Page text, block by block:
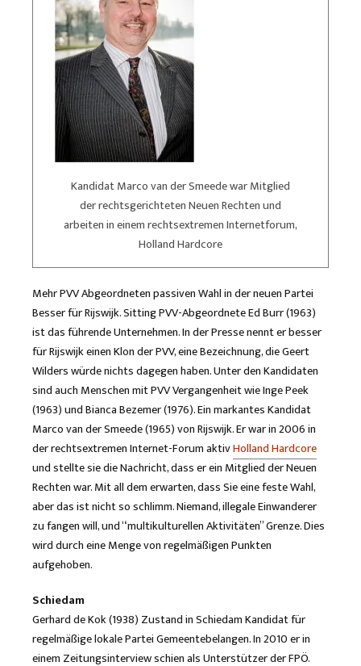
Kandidat Marco van der Smeede war Mitglied
der rechtsgerichteten Neuen Rechten und
arbeiten in einem rechtsextremen Internetforum,
Holland Hardcore
Mehr PVV Abgeordneten passiven Wahl in der neuen Partei
Besser für Rijswijk. Sitting PVV-Abgeordnete Ed Burr (1963)
ist das führende Unternehmen. In der Presse nennt er besser
für Rijswijk einen Klon der PVV, eine Bezeichnung, die Geert
Wilders würde nichts dagegen haben. Unter den Kandidaten
sind auch Menschen mit PVV Vergangenheit wie Inge Peek
(1963) und Bianca Bezemer (1976). Ein markantes Kandidat
Marco van der Smeede (1965) von Rijswijk. Er war in 2006 in
der rechtsextremen Internet-Forum aktivHolland Hardcore
und stellte sie die Nachricht, dass er ein Mitglied der Neuen
Rechten war. Mit all dem erwarten, dass Sie eine feste Wahl,
aber das ist nicht so schlimm. Niemand, illegale Einwanderer
zu fangen will, und “multikulturellen Aktivitäten” Grenze. Dies
wird durch eine Menge von regelmäßigen Punkten
aufgehoben.
Schiedam
Gerhard de Kok (1938) Zustand in Schiedam Kandidat für
regelmäßige lokale Partei Gemeentebelangen. In 2010 er in
einem Zeitungsinterview schien als Unterstützer der FPÖ.